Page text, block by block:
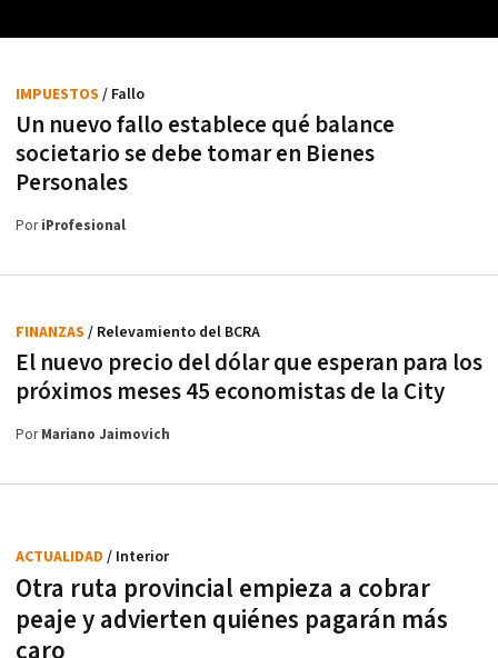
Un nuevo fallo establece qué balance
societario se debe tomar en Bienes
Personales
IMPUESTOS / Fallo
PoriProfesional
El nuevo precio del dólar que esperan para los
próximos meses 45 economistas de la City
FINANZAS / Relevamiento del BCRA
PorMariano Jaimovich
Otra ruta provincial empieza a cobrar
peaje y advierten quiénes pagarán más
caro
ACTUALIDAD / Interior